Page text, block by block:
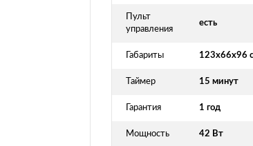
Пульт
управления
есть
Габариты 123х66х96
Таймер 15 минут
Гарантия 1 год
Мощность 42 Вт